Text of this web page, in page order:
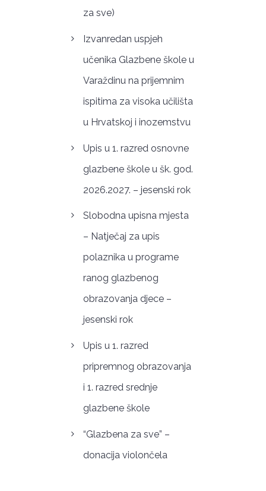
za sve)
Izvanredan uspjeh
učenika Glazbene škole u
Varaždinu na prijemnim
ispitima za visoka učilišta
u Hrvatskoj i inozemstvu
Upis u 1. razred osnovne
glazbene škole u šk. god.
2026.2027. – jesenski rok
Slobodna upisna mjesta
– Natječaj za upis
polaznika u programe
ranog glazbenog
obrazovanja djece –
jesenski rok
Upis u 1. razred
pripremnog obrazovanja
i 1. razred srednje
glazbene škole
“Glazbena za sve” –
donacija violončela